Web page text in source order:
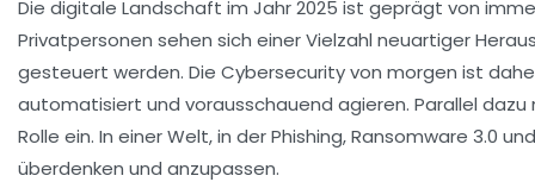
Die digitale Landschaft im Jahr 2025 ist geprägt von
Privatpersonen sehen sich einer Vielzahl neuartiger
gesteuert werden. Die Cybersecurity von morgen ist
automatisiert und vorausschauend agieren. Parallel
Rolle ein. In einer Welt, in der Phishing, Ransomware
überdenken und anzupassen.